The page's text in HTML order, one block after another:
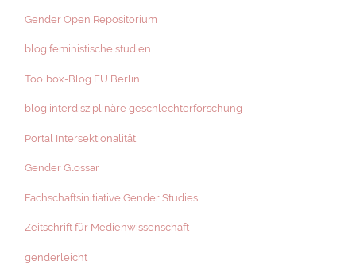
Gender Open Repositorium
blog feministische studien
Toolbox-Blog FU Berlin
blog interdisziplinäre geschlechterforschung
Portal Intersektionalität
Gender Glossar
Fachschaftsinitiative Gender Studies
Zeitschrift für Medienwissenschaft
genderleicht